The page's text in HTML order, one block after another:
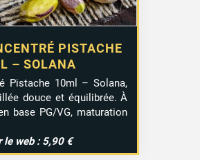
PISTACHE
– SOLANA
Pistache 10ml – Solana,
douce et équilibrée. À
base PG/VG, maturation
le web : 5,90 €